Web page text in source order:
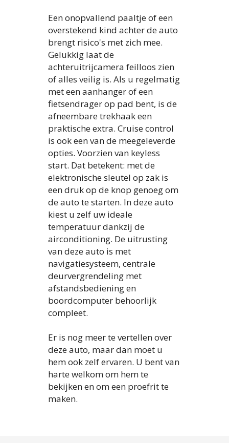
Een onopvallend paaltje of een
overstekend kind achter de auto
brengt risico's met zich mee.
Gelukkig laat de
achteruitrijcamera feilloos zien
of alles veilig is. Als u regelmatig
met een aanhanger of een
fietsendrager op pad bent, is de
afneembare trekhaak een
praktische extra. Cruise control
is ook een van de meegeleverde
opties. Voorzien van keyless
start. Dat betekent: met de
elektronische sleutel op zak is
een druk op de knop genoeg om
de auto te starten. In deze auto
kiest u zelf uw ideale
temperatuur dankzij de
airconditioning. De uitrusting
van deze auto is met
navigatiesysteem, centrale
deurvergrendeling met
afstandsbediening en
boordcomputer behoorlijk
compleet.
Er is nog meer te vertellen over
deze auto, maar dan moet u
hem ook zelf ervaren. U bent van
harte welkom om hem te
bekijken en om een proefrit te
maken.